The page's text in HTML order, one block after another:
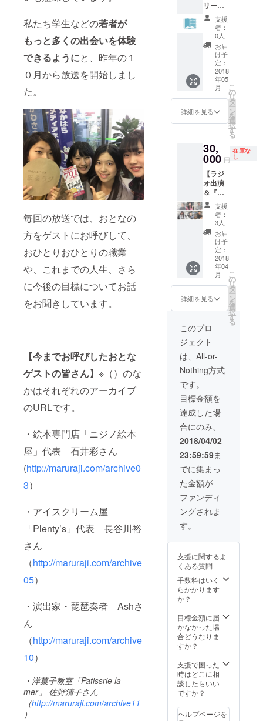
私たち学生などの若者が
もっと多くの出会いを体験
できるようにと、昨年の１
０月から放送を開始しまし
た。
毎回の放送では、おとなの
方をゲストにお呼びして、
おひとりおひとりの職業
や、これまでの人生、さら
に今後の目標についてお話
をお聞きしています。
【今までお呼びしたおとな
ゲストの皆さん】 ※（）のな
かはそれぞれのアーカイブ
のURLです。
・絵本専門店「ニジノ絵本
屋」代表 石井彩さん
(http://maruraji.com/archive0
3）
・アイスクリーム屋
「Plenty’s」代表 長谷川裕
さん
（http://maruraji.com/archive
05）
・演出家・琵琶奏者 Ashさ
ん
（http://maruraji.com/archive
10）
・洋菓子教室「Patissrie la
mer」 佐野清子さん
（http://maruraji.com/archive11
）
伝した
いもの
がある
方は是
非！！
リー
ペー
パーに
広告を
掲載(1
ペー
ジ)】 完
成した
『まる
ラジお
とな図
鑑』1
ページ
分に広
載でき
ます。
私たち
若者世
代に宣
伝した
いもの
がある
方は是
非！！
支援
者：
0人
お届
け予
定：
2018
年05
月
詳細を見る
こ
の
リ
タ
ー
ン
を
選
択
す
る
30,
000 円
在庫な
し
【ラジ
オ出演
＆『ま
るラジ
おとな
図鑑』
に掲
載】 た
ちが運
営する
「出会
えるラ
ジオ
まるラ
ジ」に
ご出演
いただ
き、
『まる
ラジお
とな図
鑑』に
きま
す。若
者に広
くご自
身の職
業や生
き方を
知って
もらい
たいと
いう方
は是
非！！
支援
者：
3人
お届
け予
定：
2018
年04
月
詳細を見る
こ
の
リ
タ
ー
ン
を
選
択
す
る
このプロ
ジェクト
は、All-or-
Nothing方式
です。
目標金額を
達成した場
合にのみ、
2018/04/02
23:59:59ま
でに集まっ
た金額が
ファンディ
ングされま
す。
支援に関するよ
くある質問
手数料はいく
らかかります
か？
目標金額に届
かなかった場
合どうなりま
すか？
支援で困った
時はどこに相
談したらいい
ですか？
ヘルプページを